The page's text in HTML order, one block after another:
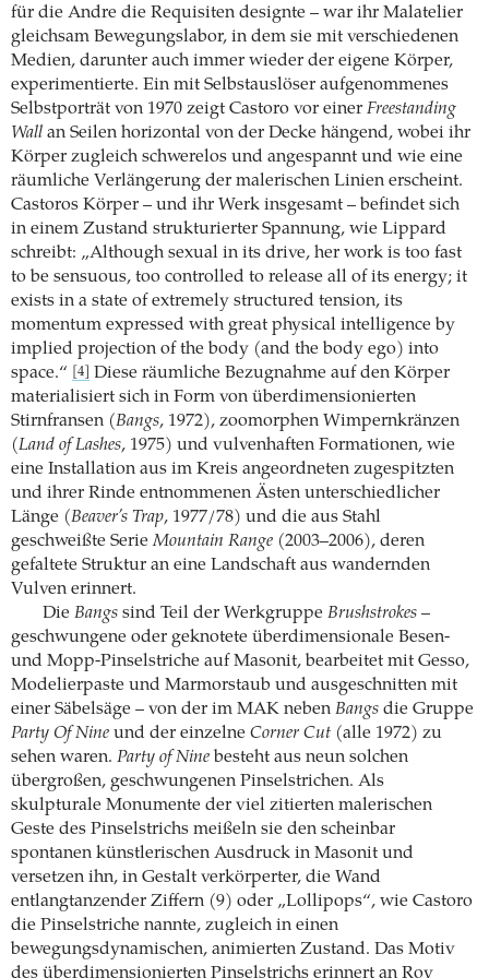
für die Andre die Requisiten designte – war ihr Malatelier
gleichsam Bewegungslabor, in dem sie mit verschiedenen
Medien, darunter auch immer wieder der eigene Körper,
experimentierte. Ein mit Selbstauslöser aufgenommenes
Selbstporträt von 1970 zeigt Castoro vor einer Freestanding
Wall an Seilen horizontal von der Decke hängend, wobei ihr
Körper zugleich schwerelos und angespannt und wie eine
räumliche Verlängerung der malerischen Linien erscheint.
Castoros Körper – und ihr Werk insgesamt – befindet sich
in einem Zustand strukturierter Spannung, wie Lippard
schreibt: „Although sexual in its drive, her work is too fast
to be sensuous, too controlled to release all of its energy; it
exists in a state of extremely structured tension, its
momentum expressed with great physical intelligence by
implied projection of the body (and the body ego) into
space.“
[4]
Diese räumliche Bezugnahme auf den Körper
materialisiert sich in Form von überdimensionierten
Stirnfransen (Bangs, 1972), zoomorphen Wimpernkränzen
(Land of Lashes, 1975) und vulvenhaften Formationen, wie
eine Installation aus im Kreis angeordneten zugespitzten
und ihrer Rinde entnommenen Ästen unterschiedlicher
Länge (Beaver’s Trap, 1977/78) und die aus Stahl
geschweißte SerieMountain Range (2003–2006), deren
gefaltete Struktur an eine Landschaft aus wandernden
Vulven erinnert.
Die Bangssind Teil der Werkgruppe Brushstrokes–
geschwungene oder geknotete überdimensionale Besen-
und Mopp-Pinselstriche auf Masonit, bearbeitet mit Gesso,
Modelierpaste und Marmorstaub und ausgeschnitten mit
einer Säbelsäge – von der im MAK neben Bangs die Gruppe
Party Of Nine und der einzelne Corner Cut (alle 1972) zu
sehen waren. Party of Nine besteht aus neun solchen
übergroßen, geschwungenen Pinselstrichen. Als
skulpturale Monumente der viel zitierten malerischen
Geste des Pinselstrichs meißeln sie den scheinbar
spontanen künstlerischen Ausdruck in Masonit und
versetzen ihn, in Gestalt verkörperter, die Wand
entlangtanzender Ziffern (9) oder „Lollipops“, wie Castoro
die Pinselstriche nannte, zugleich in einen
bewegungsdynamischen, animierten Zustand. Das Motiv
des überdimensionierten Pinselstrichs erinnert an Roy